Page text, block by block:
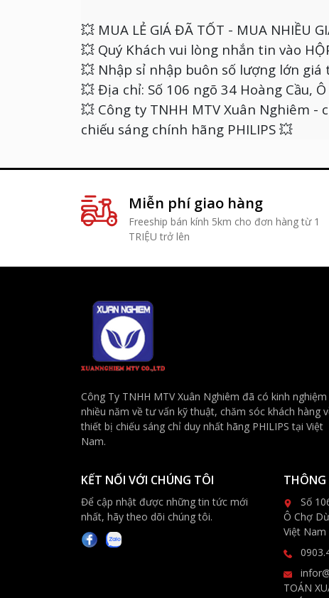
💥 MUA LẺ GIÁ ĐÃ TỐT - MUA NHIỀU
💥 Quý Khách vui lòng nhắn tin vào
💥 Nhập sỉ nhập buôn số lượng lớn giá
💥 Địa chỉ: Số 106 ngõ 34 Hoàng Cầu,
💥 Công ty TNHH MTV Xuân Nghiêm -
chiếu sáng chính hãng PHILIPS 💥
Miễn phí giao hàng
Freeship bán kính 5km cho đơn hàng từ 1
TRIỆU trở lên
Công Ty TNHH MTV Xuân Nghiêm đã có kinh nghiệm
nhiều năm về tư vấn kỹ thuật, chăm sóc khách hàng
thiết bị chiếu sáng chỉ duy nhất hãng PHILIPS tại Việt
Nam.
KẾT NỐI VỚI CHÚNG TÔI
Để cập nhật được những tin tức mới
nhất, hãy theo dõi chúng tôi.
THÔNG
Số
Ô Chợ
Việt Nam
TOÁN